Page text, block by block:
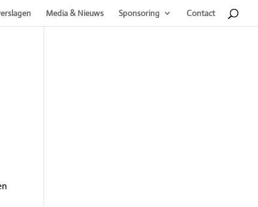
Media & Nieuws Sponsoring Contact